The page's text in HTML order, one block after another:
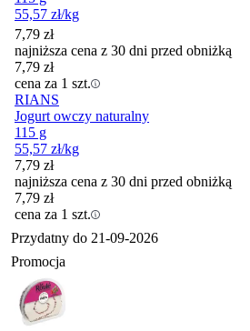
55,57 zł/kg
7,79 zł
najniższa cena z 30 dni przed obniżką
7,79 zł
cena za 1 szt.
RIANS
Jogurt owczy naturalny
115 g
55,57 zł/kg
7,79 zł
najniższa cena z 30 dni przed obniżką
7,79 zł
cena za 1 szt.
Przydatny do 21-09-2026
Promocja